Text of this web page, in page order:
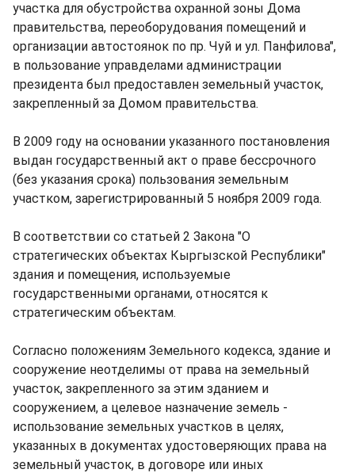
участка для обустройства охранной зоны Дома
правительства, переоборудования помещений и
организации автостоянок по пр. Чуй и ул. Панфилова",
в пользование управделами администрации
президента был предоставлен земельный участок,
закрепленный за Домом правительства.
В 2009 году на основании указанного постановления
выдан государственный акт о праве бессрочного
(без указания срока) пользования земельным
участком, зарегистрированный 5 ноября 2009 года.
В соответствии со статьей 2 Закона "О
стратегических объектах Кыргызской Республики"
здания и помещения, используемые
государственными органами, относятся к
стратегическим объектам.
Согласно положениям Земельного кодекса, здание и
сооружение неотделимы от права на земельный
участок, закрепленного за этим зданием и
сооружением, а целевое назначение земель -
использование земельных участков в целях,
указанных в документах удостоверяющих права на
земельный участок, в договоре или иных